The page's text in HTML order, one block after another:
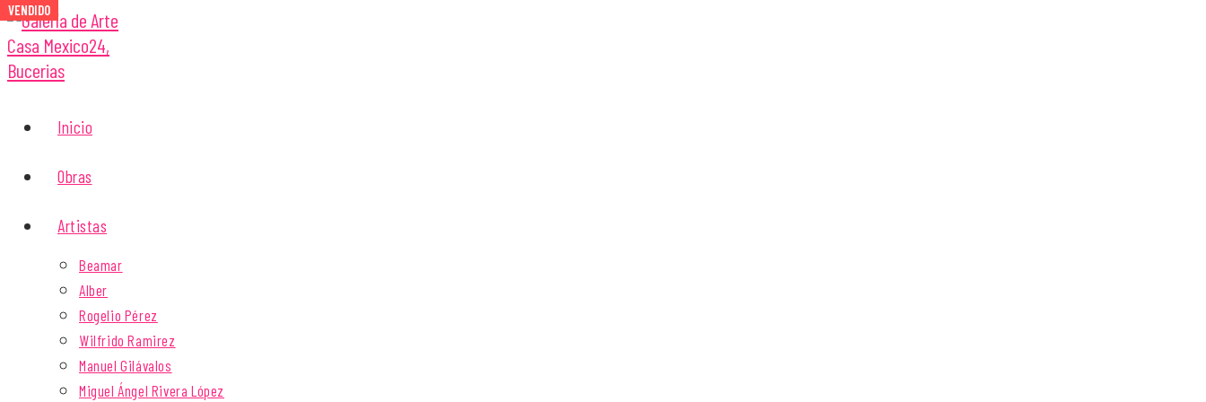
Inicio
Obras
Artistas
Beamar
Alber
Rogelio Pérez
Wilfrido Ramirez
Manuel Gilávalos
Miguel Ángel Rivera López
VENDIDO
VENDIDO
VENDIDO
VENDIDO
VENDIDO